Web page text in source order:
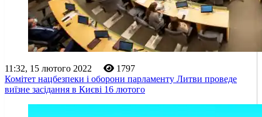
11:32, 15 лютого 2022
1797
Комітет нацбезпеки і оборони парламенту Литви проведе
виїзне засідання в Києві 16 лютого